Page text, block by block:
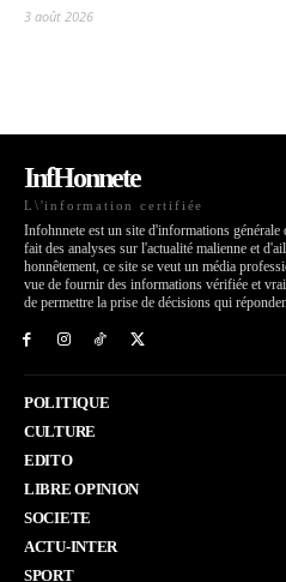
3 août 2026
InfHonnete
L\'information certifiée
Infohnnete est un site d'informations
fait des analyses sur l'actualité malienne et
honnêtement, ce site se veut un média
vue de fournir des informations vérifiée et
de permettre la prise de décisions qui
POLITIQUE
CULTURE
EDITO
LIBRE OPINION
SOCIETE
ACTU-INTER
SPORT